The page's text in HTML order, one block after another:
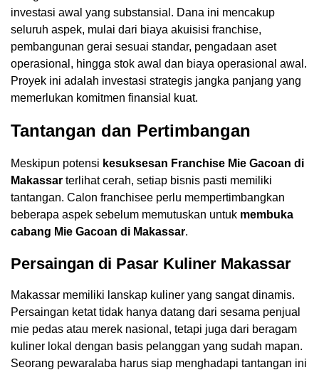
investasi awal yang substansial. Dana ini mencakup
seluruh aspek, mulai dari biaya akuisisi franchise,
pembangunan gerai sesuai standar, pengadaan aset
operasional, hingga stok awal dan biaya operasional awal.
Proyek ini adalah investasi strategis jangka panjang yang
memerlukan komitmen finansial kuat.
Tantangan dan Pertimbangan
Meskipun potensi kesuksesan Franchise Mie Gacoan di
Makassar terlihat cerah, setiap bisnis pasti memiliki
tantangan. Calon franchisee perlu mempertimbangkan
beberapa aspek sebelum memutuskan untuk membuka
cabang Mie Gacoan di Makassar.
Persaingan di Pasar Kuliner Makassar
Makassar memiliki lanskap kuliner yang sangat dinamis.
Persaingan ketat tidak hanya datang dari sesama penjual
mie pedas atau merek nasional, tetapi juga dari beragam
kuliner lokal dengan basis pelanggan yang sudah mapan.
Seorang pewaralaba harus siap menghadapi tantangan ini